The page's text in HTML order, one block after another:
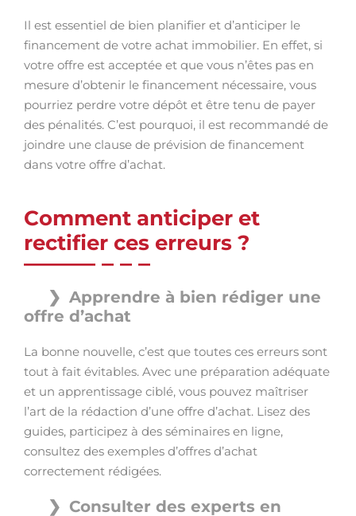
Il est essentiel de bien planifier et d’anticiper le
financement de votre achat immobilier. En effet, si
votre offre est acceptée et que vous n’êtes pas en
mesure d’obtenir le financement nécessaire, vous
pourriez perdre votre dépôt et être tenu de payer
des pénalités. C’est pourquoi, il est recommandé de
joindre une clause de prévision de financement
dans votre offre d’achat.
Comment anticiper et
rectifier ces erreurs ?
Apprendre à bien rédiger une
offre d’achat
La bonne nouvelle, c’est que toutes ces erreurs sont
tout à fait évitables. Avec une préparation adéquate
et un apprentissage ciblé, vous pouvez maîtriser
l’art de la rédaction d’une offre d’achat. Lisez des
guides, participez à des séminaires en ligne,
consultez des exemples d’offres d’achat
correctement rédigées.
Consulter des experts en